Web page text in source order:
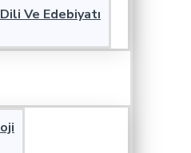
Ve Edebiyatı